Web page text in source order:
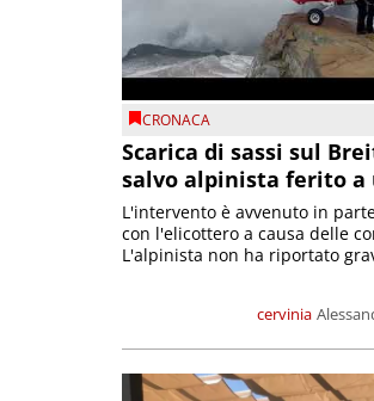
CRONACA
Scarica di sassi sul
salvo alpinista ferito a
cervinia
L'intervento è avvenuto in
con l'elicottero a causa delle
L'alpinista non ha riportato